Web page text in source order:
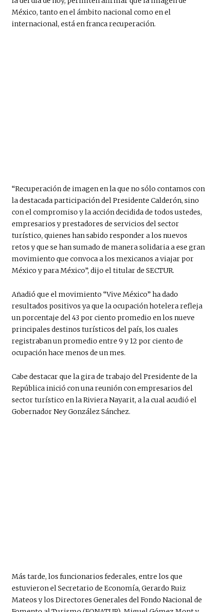
México, tanto en el ámbito nacional como en el
internacional, está en franca recuperación.
“Recuperación de imagen en la que no sólo contamos con
la destacada participación del Presidente Calderón, sino
con el compromiso y la acción decidida de todos ustedes,
empresarios y prestadores de servicios del sector
turístico, quienes han sabido responder a los nuevos
retos y que se han sumado de manera solidaria a ese gran
movimiento que convoca a los mexicanos a viajar por
México y para México”, dijo el titular de SECTUR.
Añadió que el movimiento “Vive México” ha dado
resultados positivos ya que la ocupación hotelera refleja
un porcentaje del 43 por ciento promedio en los nueve
principales destinos turísticos del país, los cuales
registraban un promedio entre 9 y 12 por ciento de
ocupación hace menos de un mes.
Cabe destacar que la gira de trabajo del Presidente de la
República inició con una reunión con empresarios del
sector turístico en la Riviera Nayarit, a la cual acudió el
Gobernador Ney González Sánchez.
Más tarde, los funcionarios federales, entre los que
estuvieron el Secretario de Economía, Gerardo Ruiz
Mateos y los Directores Generales del Fondo Nacional de